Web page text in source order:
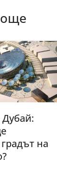
Дубай:
на